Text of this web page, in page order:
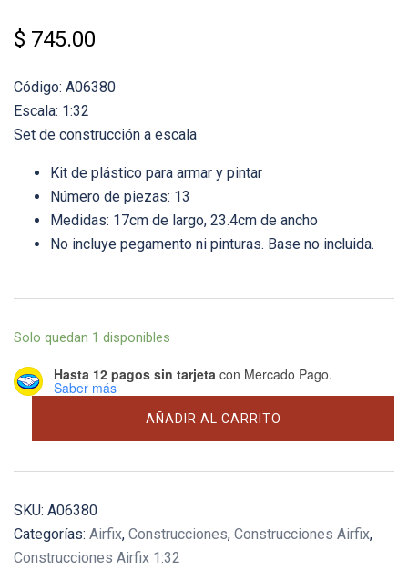
$ 745.00
Código: A06380
Escala: 1:32
Set de construcción a escala
Kit de plástico para armar y pintar
Número de piezas: 13
Medidas: 17cm de largo, 23.4cm de ancho
No incluye pegamento ni pinturas. Base no incluida.
Solo quedan 1 disponibles
Hasta 12 pagos sin tarjeta con Mercado Pago.
Saber más
AÑADIR AL CARRITO
SKU: A06380
Categorías: Airfix, Construcciones, Construcciones Airfix,
Construcciones Airfix 1:32